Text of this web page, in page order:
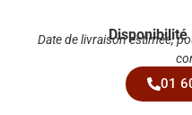
Disponibilité
Date de livraison estimée,
01